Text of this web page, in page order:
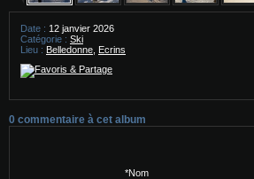
Date : 12 janvier 2026
Catégorie : Ski
Lieu : Belledonne Ecrins
0 commentaire à cet album
*Nom